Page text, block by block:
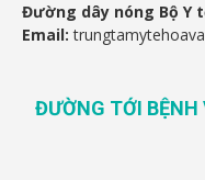
Đường dây nóng Bộ Y
Email:
ĐƯỜNG TỚI BỆNH